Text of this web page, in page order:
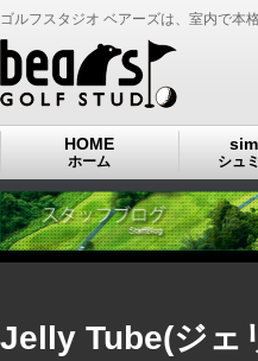
ゴルフスタジオ ベアーズは、室内で本
HOME
ホーム シュ
Jelly Tube(ジェ